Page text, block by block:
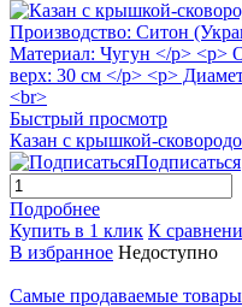
Быстрый просмотр
Казан с крышкой-
Подписаться
Подробнее
Купить в 1 клик К
В избранное Недоступно
Самые продаваемые товары